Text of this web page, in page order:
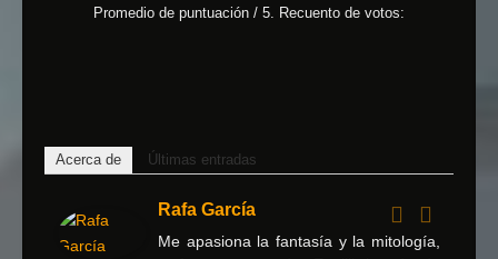
Promedio de puntuación / 5. Recuento de votos:
Acerca de Últimas entradas
Rafa García
Me apasiona la fantasía y la mitología,